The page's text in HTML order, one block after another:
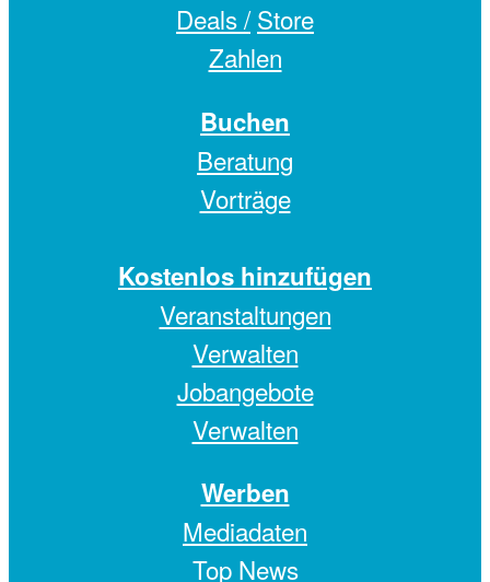
Deals / Store
Zahlen
Buchen
Beratung
Vorträge
Kostenlos hinzufügen
Veranstaltungen
Verwalten
Jobangebote
Verwalten
Werben
Mediadaten
Top News